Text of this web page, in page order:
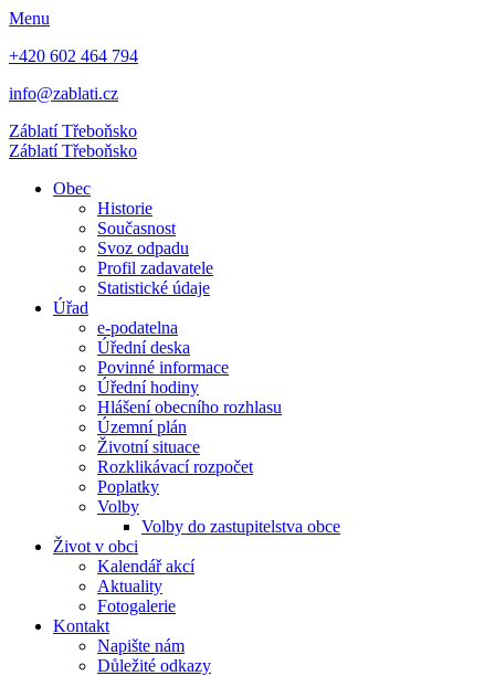
Menu
+420 602 464 794
info@zablati.cz
ZáblatíTřeboňsko
ZáblatíTřeboňsko
Obec
Historie
Současnost
Svoz odpadu
Profil zadavatele
Statistické údaje
Úřad
e-podatelna
Úřední deska
Povinné informace
Úřední hodiny
Hlášení obecního rozhlasu
Územní plán
Životní situace
Rozklikávací rozpočet
Poplatky
Volby
Volby do zastupitelstva obce
Život v obci
Kalendář akcí
Aktuality
Fotogalerie
Kontakt
Napište nám
Důležité odkazy